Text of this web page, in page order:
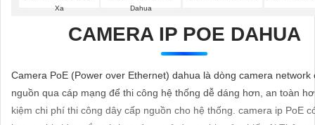
TƯ
VẤN
LẮP
Xa
Dahua
CAMERA IP POE DAHUA
Camera PoE (Power over Ethernet) dahua là dòng camera network
nguồn qua cáp mạng để thi công hệ thống dễ dáng hơn, an toàn
kiệm chi phí thi công dây cấp nguồn cho hệ thống. camera ip PoE